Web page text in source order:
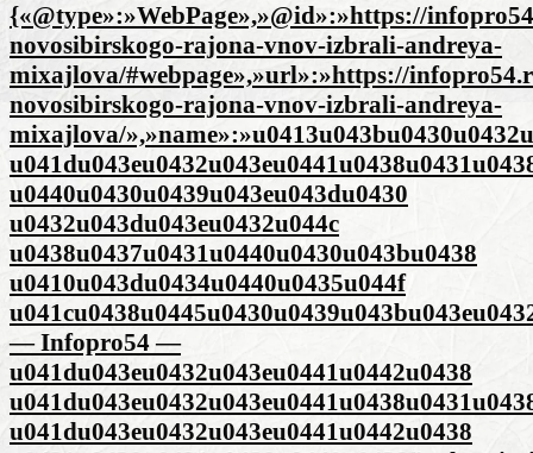
{«@type»:»WebPage»,»@id»:»https://
novosibirskogo-rajona-vnov-izbrali-andreya-
mixajlova/#webpage»,»url»:»https://
novosibirskogo-rajona-vnov-izbrali-andreya-
mixajlova/
u0440u0430u0439u043eu043du0430
u0432u043du043eu0432u044c
u0438u0437u0431u0440u0430u043bu0438
u0410u043du0434u0440u0435u044f
— Infopro54 —
u041du043eu0432u043eu0441u0442u0438
u041du043eu0432u043eu0441u0442u0438